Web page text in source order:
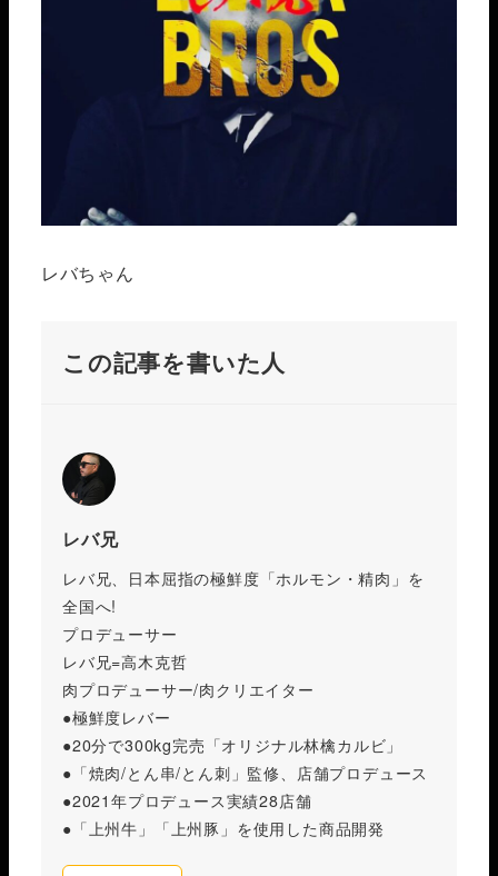
レバちゃん
この記事を書いた人
レバ兄
レバ兄、日本屈指の極鮮度「ホルモン・精肉」を
全国へ!
プロデューサー
レバ兄=高木克哲
肉プロデューサー/肉クリエイター
●極鮮度レバー
●20分で300kg完売「オリジナル林檎カルビ」
●「焼肉/とん串/とん刺」監修、店舗プロデュース
●2021年プロデュース実績28店舗
●「上州牛」「上州豚」を使用した商品開発